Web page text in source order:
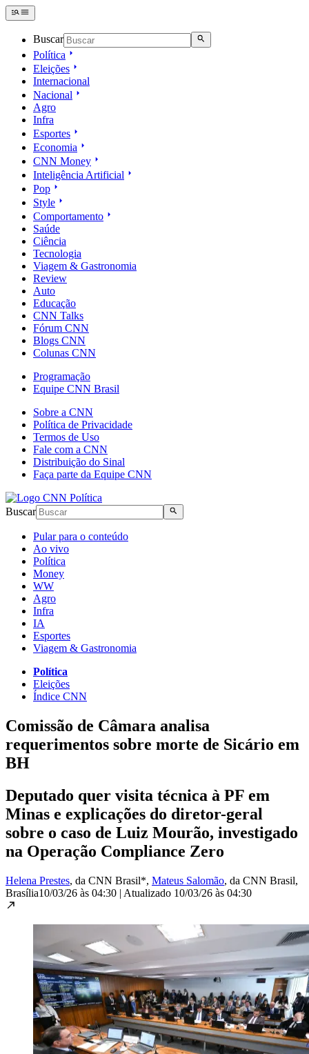
Buscar
Política
Eleições
Internacional
Nacional
Agro
Infra
Esportes
Economia
CNN Money
Inteligência Artificial
Pop
Style
Comportamento
Saúde
Ciência
Tecnologia
Viagem & Gastronomia
Review
Auto
Educação
CNN Talks
Fórum CNN
Blogs CNN
Colunas CNN
Programação
Equipe CNN Brasil
Sobre a CNN
Política de Privacidade
Termos de Uso
Fale com a CNN
Distribuição do Sinal
Faça parte da Equipe CNN
Buscar
Pular para o conteúdo
Ao vivo
Política
Money
WW
Agro
Infra
IA
Esportes
Viagem & Gastronomia
Política
Eleições
Índice CNN
Comissão de Câmara analisa
requerimentos sobre morte de Sicário em
BH
Deputado quer visita técnica à PF em
Minas e explicações do diretor-geral
sobre o caso de Luiz Mourão, investigado
na Operação Compliance Zero
Helena Prestes, da CNN Brasil*, Mateus Salomão, da CNN Brasil,
Brasília10/03/26 às 04:30 | Atualizado 10/03/26 às 04:30